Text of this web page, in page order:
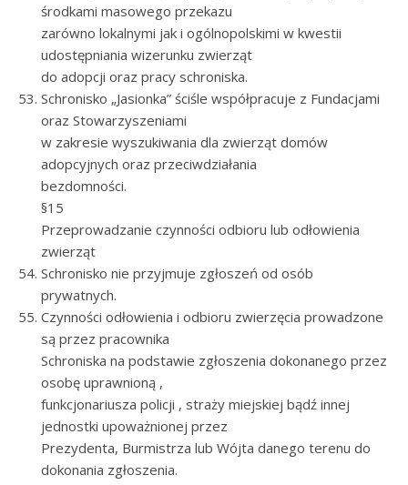
środkami masowego przekazu
zarówno lokalnymi jak i ogólnopolskimi w kwestii
udostępniania wizerunku zwierząt
do adopcji oraz pracy schroniska.
Schronisko „Jasionka” ściśle współpracuje z Fundacjami
oraz Stowarzyszeniami
w zakresie wyszukiwania dla zwierząt domów
adopcyjnych oraz przeciwdziałania
bezdomności.
§15
Przeprowadzanie czynności odbioru lub odłowienia
zwierząt
Schronisko nie przyjmuje zgłoszeń od osób
prywatnych.
Czynności odłowienia i odbioru zwierzęcia prowadzone
są przez pracownika
Schroniska na podstawie zgłoszenia dokonanego przez
osobę uprawnioną ,
funkcjonariusza policji , straży miejskiej bądź innej
jednostki upoważnionej przez
Prezydenta, Burmistrza lub Wójta danego terenu do
dokonania zgłoszenia.